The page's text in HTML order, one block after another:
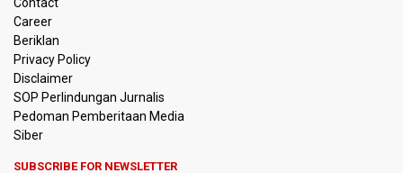
Insiden Penembakan Terjadi di Festival Budaya Lembah
Baliem di Papua Pegunungan, Dua Warga Terluka
Kebakaran Hutan dan Lahan Terjadi di Sejumlah Wilayah
di Sumatra, Kalimantan, dan Pulau Jawa
Career
Beriklan
Privacy Policy
Disclaimer
SOP Perlindungan Jurnalis
Pedoman Pemberitaan Media
Siber
SUBSCRIBE FOR NEWSLETTER